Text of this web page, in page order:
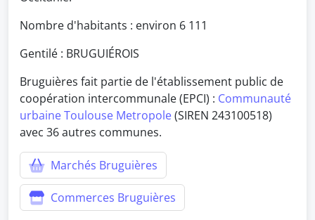
Nombre d'habitants : environ 6 111
Gentilé : BRUGUIÉROIS
Bruguières fait partie de l'établissement public de
coopération intercommunale (EPCI) : Communauté
urbaine Toulouse Metropole(SIREN 243100518)
avec 36 autres communes.
Marchés Bruguières
Commerces Bruguières